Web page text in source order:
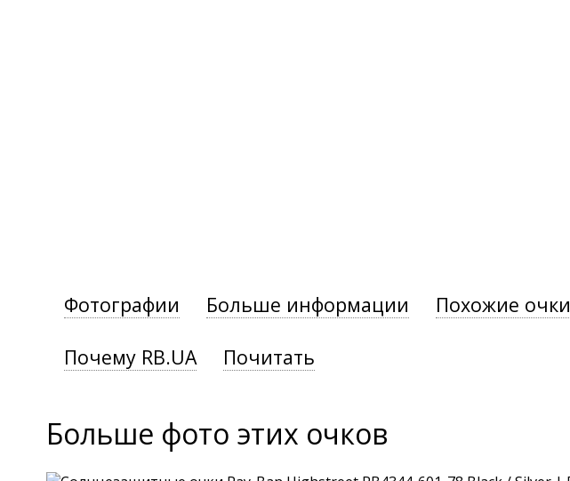
Фотографии Больше информации Похожие очки
Почему RB.UA Почитать
Больше фото этих очков